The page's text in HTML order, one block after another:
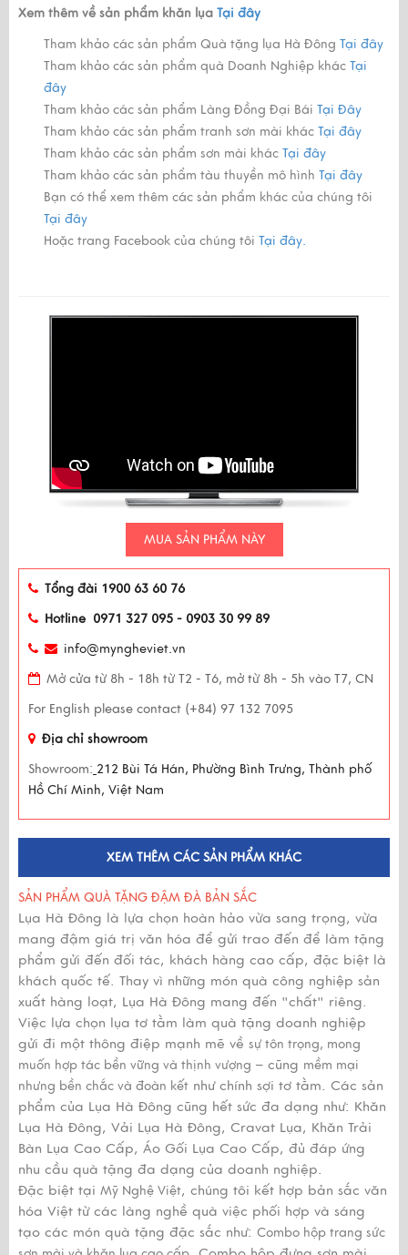
Xem thêm về sản phẩm khăn lụa Tại đây
Tham khảo các sản phẩm Quà tặng lụa Hà Đông Tại đây
Tham khảo các sản phẩm quà Doanh Nghiệp khác Tại
đây
Tham khảo các sản phẩm Làng Đồng Đại Bái Tại Đây
Tham khảo các sản phẩm tranh sơn mài khác Tại đây
Tham khảo các sản phẩm sơn mài khác Tại đây
Tham khảo các sản phẩm tàu thuyền mô hình Tại đây
Bạn có thể xem thêm các sản phẩm khác của chúng tôi
Tại đây
Hoặc trang Facebook của chúng tôi Tại đây.
MUA SẢN PHẨM NÀY
Tổng đài 1900 63 60 76
Hotline 0971 327 095 - 0903 30 99 89
info@myngheviet.vn
Mở cửa từ 8h - 18h từ T2 - T6, mở từ 8h - 5h vào T7, CN
For English please contact (+84) 97 132 7095
Địa chỉ showroom
Showroom: 212 Bùi Tá Hán, Phường Bình Trưng, Thành phố
Hồ Chí Minh, Việt Nam
XEM THÊM CÁC SẢN PHẨM KHÁC
SẢN PHẨM QUÀ TẶNG ĐẬM ĐÀ BẢN SẮC
Lụa Hà Đông là lựa chọn hoàn hảo vừa sang trọng, vừa
mang đậm giá trị văn hóa để gửi trao đến để làm tặng
phẩm gửi đến đối tác, khách hàng cao cấp, đặc biệt là
khách quốc tế. Thay vì những món quà công nghiệp sản
xuất hàng loạt, Lụa Hà Đông mang đến "chất" riêng.
Việc lựa chọn lụa tơ tằm làm quà tặng doanh nghiệp
gửi đi một thông điệp mạnh mẽ về sự tôn trọng, mong
muốn hợp tác bền vững và thịnh vượng – cũng mềm mại
nhưng bền chắc và đoàn kết như chính sợi tơ tằm. Các sản
phẩm của Lụa Hà Đông cũng hết sức đa dạng như: Khăn
Lụa Hà Đông, Vải Lụa Hà Đông, Cravat Lụa, Khăn Trải
Bàn Lụa Cao Cấp, Áo Gối Lụa Cao Cấp, đủ đáp ứng
nhu cầu quà tặng đa dạng của doanh nghiệp.
Đặc biệt tại Mỹ Nghệ Việt, chúng tôi kết hợp bản sắc văn
hóa Việt từ các làng nghề quà việc phối hợp và sáng
tạo các món quà tặng đặc sắc như: Combo hộp trang sức